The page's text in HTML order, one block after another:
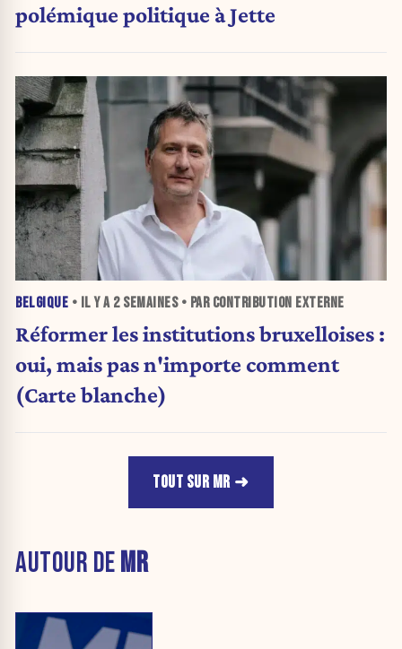
polémique politique à Jette
BELGIQUE • IL Y A 2 SEMAINES• PAR CONTRIBUTION EXTERNE
Réformer les institutions bruxelloises :
oui, mais pas n'importe comment
(Carte blanche)
TOUT SUR MR
AUTOUR DEMR